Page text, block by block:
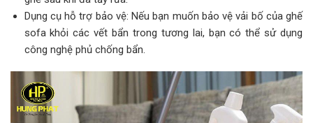
Dụng cụ hỗ trợ bảo vệ: Nếu bạn muốn bảo vệ vải bố của ghế
sofa khỏi các vết bẩn trong tương lai, bạn có thể sử dụng
công nghệ phủ chống bẩn.